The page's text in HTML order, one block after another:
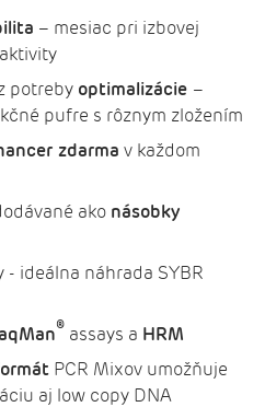
– mesiac pri izbovej
potreby optimalizácie –
pufre s rôznym zložením
zdarma v každom
ako násobky
- ideálna náhrada SYBR
® assays a HRM
PCR Mixov umožňuje
aj low copy DNA